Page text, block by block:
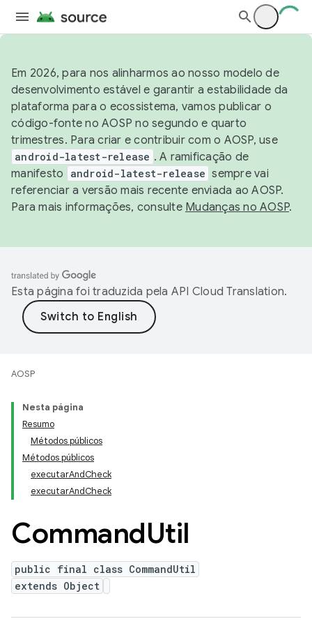
Em 2026, para nos alinharmos ao nosso modelo de
desenvolvimento estável e garantir a estabilidade da
plataforma para o ecossistema, vamos publicar o
código-fonte no AOSP no segundo e quarto
trimestres. Para criar e contribuir com o AOSP, use
android-latest-release . A ramificação de
manifesto
android-latest-release sempre vai
referenciar a versão mais recente enviada ao AOSP.
Para mais informações, consulte Mudanças no AOSP.
Esta página foi traduzida pela API Cloud Translation.
AOSP
Nesta página
Resumo
Métodos públicos
Métodos públicos
executarAndCheck
executarAndCheck
CommandUtil
public final class CommandUtil
extends Object